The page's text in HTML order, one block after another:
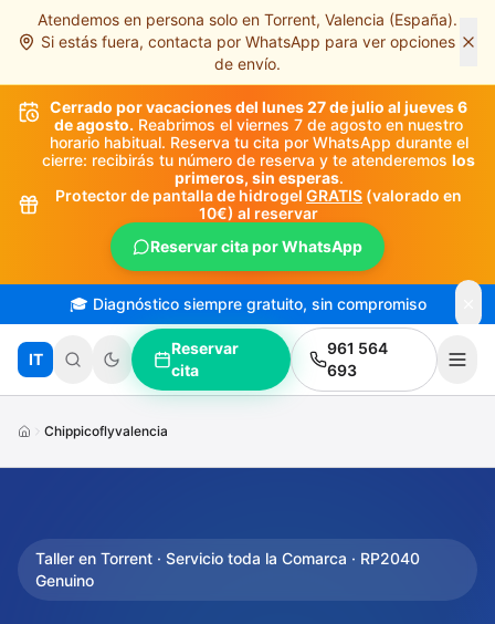
Saltar al contenido principal
Atendemos en persona solo en Torrent, Valencia (España).
Si estás fuera, contacta por WhatsApp para ver opciones
de envío.
Cerrado por vacaciones del lunes 27 de julio al jueves 6
de agosto. Reabrimos el viernes 7 de agosto en nuestro
horario habitual. Reserva tu cita por WhatsApp durante el
cierre: recibirás tu número de reserva y te atenderemos los
primeros, sin esperas.
Protector de pantalla de hidrogel GRATIS (valorado en
10€) al reservar
Reservar cita por WhatsApp
🎓 Diagnóstico siempre gratuito, sin compromiso
IT
Reservar
cita
961 564
693
Chippicoflyvalencia
Taller en Torrent · Servicio toda la Comarca · RP2040
Genuino